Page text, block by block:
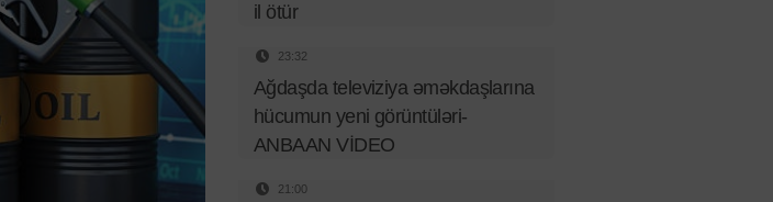
il ötür
23:32
Ağdaşda televiziya əməkdaşlarına
hücumun yeni görüntüləri-
ANBAAN VİDEO
21:00